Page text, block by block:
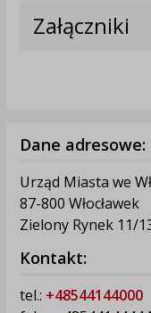
Załączniki
Dane adresowe:
Urząd Miasta we
87-800 Włocławek
Zielony Rynek 11/
Kontakt:
tel.: +48544144000